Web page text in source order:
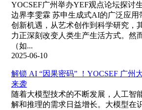
YOCSEF广州举办YEF观点论坛探讨
边界李雯霖 苏申生成式AI的广泛应用
创新机遇，从艺术创作到科学研究，
力正深刻改变人类生产生活方式。然
（如...
2025-06-10
解锁 AI “因果密码” ！YOCSEF 广州
来袭
随着大模型技术的不断发展，人工智
解和推理的需求日益增长。大模型在